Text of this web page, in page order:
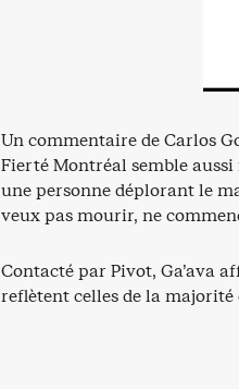
Un commentaire de Carlos
Fierté Montréal semble aussi
une personne déplorant le
veux pas mourir, ne
Contacté par Pivot, Ga’ava
reflètent celles de la